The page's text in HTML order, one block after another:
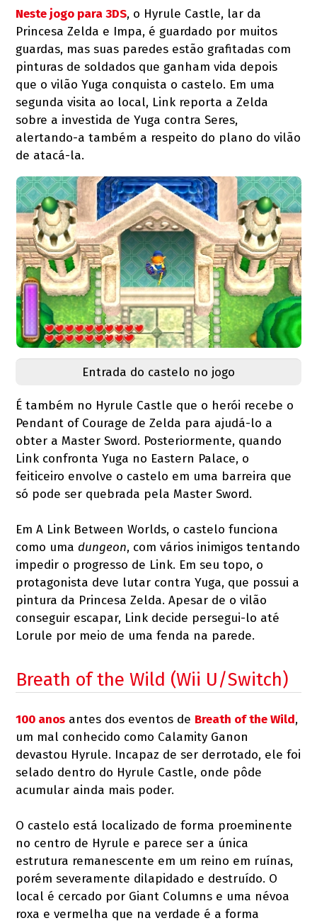
Neste jogo para 3DS, o Hyrule Castle, lar da
Princesa Zelda e Impa, é guardado por muitos
guardas, mas suas paredes estão grafitadas com
pinturas de soldados que ganham vida depois
que o vilão Yuga conquista o castelo. Em uma
segunda visita ao local, Link reporta a Zelda
sobre a investida de Yuga contra Seres,
alertando-a também a respeito do plano do vilão
de atacá-la.
Entrada do castelo no jogo
É também no Hyrule Castle que o herói recebe o
Pendant of Courage de Zelda para ajudá-lo a
obter a Master Sword. Posteriormente, quando
Link confronta Yuga no Eastern Palace, o
feiticeiro envolve o castelo em uma barreira que
só pode ser quebrada pela Master Sword.
Em A Link Between Worlds, o castelo funciona
como umadungeon, com vários inimigos tentando
impedir o progresso de Link. Em seu topo, o
protagonista deve lutar contra Yuga, que possui a
pintura da Princesa Zelda. Apesar de o vilão
conseguir escapar, Link decide persegui-lo até
Lorule por meio de uma fenda na parede.
Breath of the Wild (Wii U/Switch)
100 anos antes dos eventos de Breath of the Wild,
um mal conhecido como Calamity Ganon
devastou Hyrule. Incapaz de ser derrotado, ele foi
selado dentro do Hyrule Castle, onde pôde
acumular ainda mais poder.
O castelo está localizado de forma proeminente
no centro de Hyrule e parece ser a única
estrutura remanescente em um reino em ruínas,
porém severamente dilapidado e destruído. O
local é cercado por Giant Columns e uma névoa
roxa e vermelha que na verdade é a forma